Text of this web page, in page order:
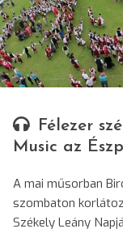
Félezer
Music az
A mai műsorban
szombaton
Székely Leány